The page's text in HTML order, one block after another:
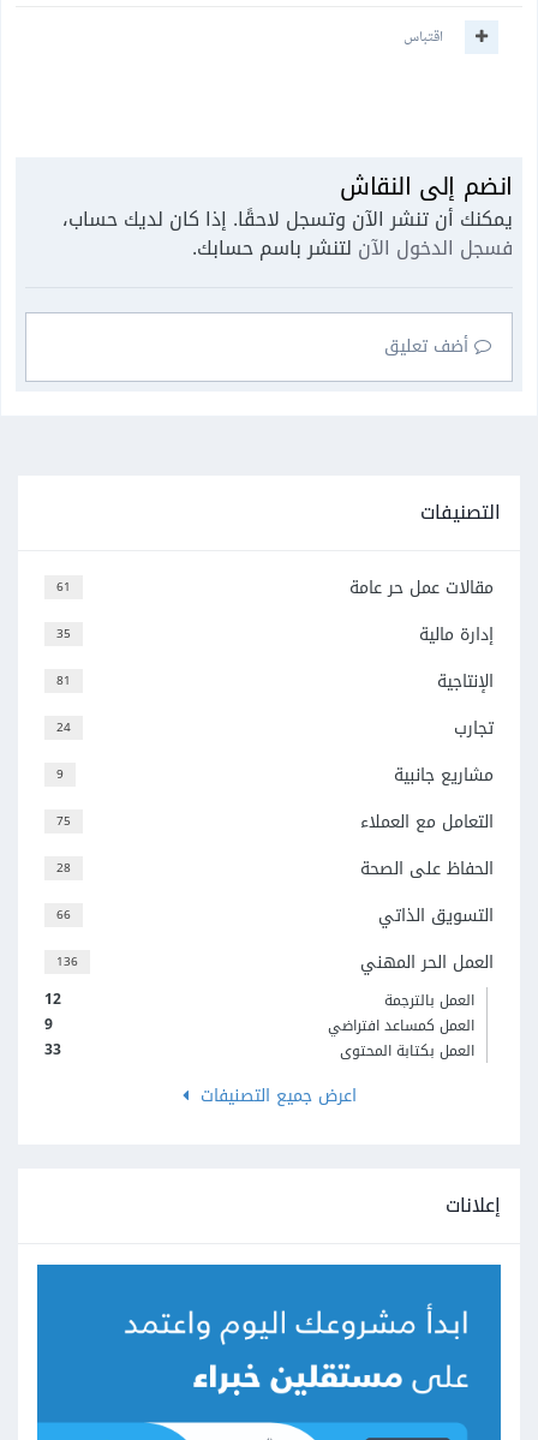
اقتباس
انضم إلى النقاش
يمكنك أن تنشر الآن وتسجل لاحقًا. إذا كان لديك حساب،
فسجل الدخول الآن لتنشر باسم حسابك.
أضف تعليق
التصنيفات
61 مقالات عمل حر عامة
35 إدارة مالية
81 الإنتاجية
24 تجارب
9 مشاريع جانبية
75 التعامل مع العملاء
28 الحفاظ على الصحة
66 التسويق الذاتي
136 العمل الحر المهني
12
العمل بالترجمة
9
العمل كمساعد افتراضي
33
العمل بكتابة المحتوى
اعرض جميع التصنيفات
إعلانات